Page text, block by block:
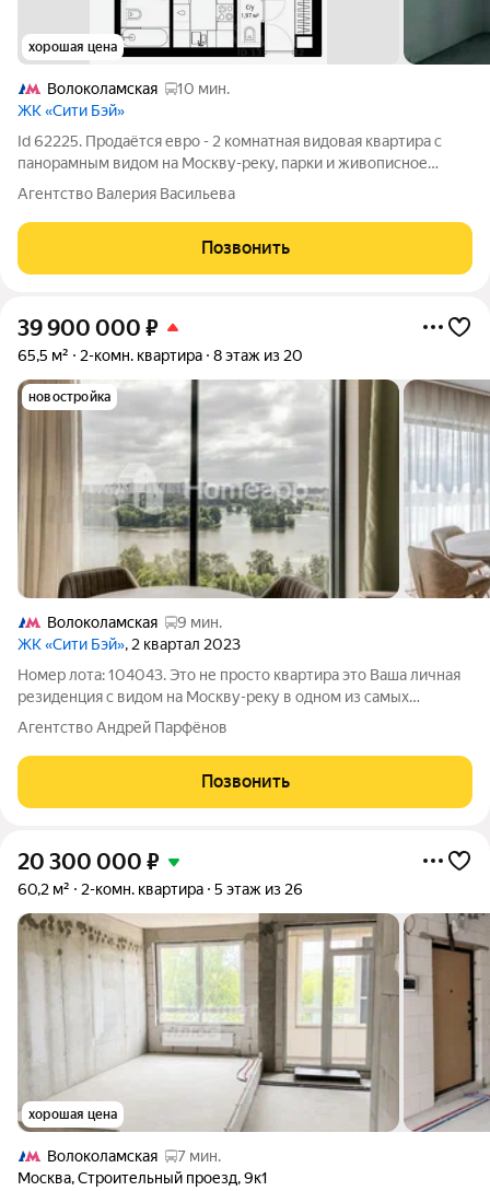
хорошая цена
Волоколамская
10 мин.
ЖК «Сити Бэй»
Id 62225. Продаётся евро - 2 комнатная видовая квартира с
панорамным видом на Москву-реку, парки и живописное
шоссе. Территория: 11 га, разделена на 4 квартала (Atlantic,
Pacific, Indian, North) Закрытые дворы без машин (8 дворов в
каждом квартале)
Агентство Валерия Васильева
Позвонить
39 900 000 ₽
65,5 м² 2-комн. квартира 8 этаж из 20
новостройка
Волоколамская
9 мин.
ЖК «Сити Бэй», 2 квартал 2023
Номер лота: 104043. Это не просто квартира это Ваша личная
резиденция с видом на Москву-реку в одном из самых
престижных ЖК бизнес-класса. Евротрешка 65,5 м в City Bay
пространство, где каждый метр работает на ваш комфорт.
Гостиная-кухня становится
Агентство Андрей Парфёнов
Позвонить
20 300 000 ₽
60,2 м² 2-комн. квартира 5 этаж из 26
хорошая цена
Волоколамская
7 мин.
Москва,Строительный проезд,9к1